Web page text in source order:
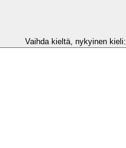
Vaihda kieltä, nykyinen kieli: